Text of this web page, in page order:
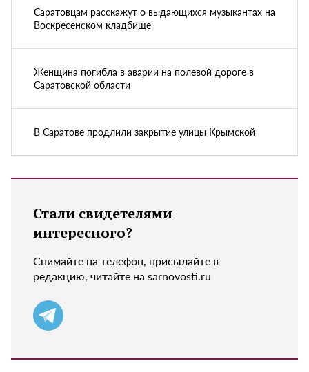
Саратовцам расскажут о выдающихся музыкантах на
Воскресенском кладбище
Женщина погибла в аварии на полевой дороге в
Саратовской области
В Саратове продлили закрытие улицы Крымской
Стали свидетелями
интересного?
Снимайте на телефон, присылайте в
редакцию, читайте на sarnovosti.ru